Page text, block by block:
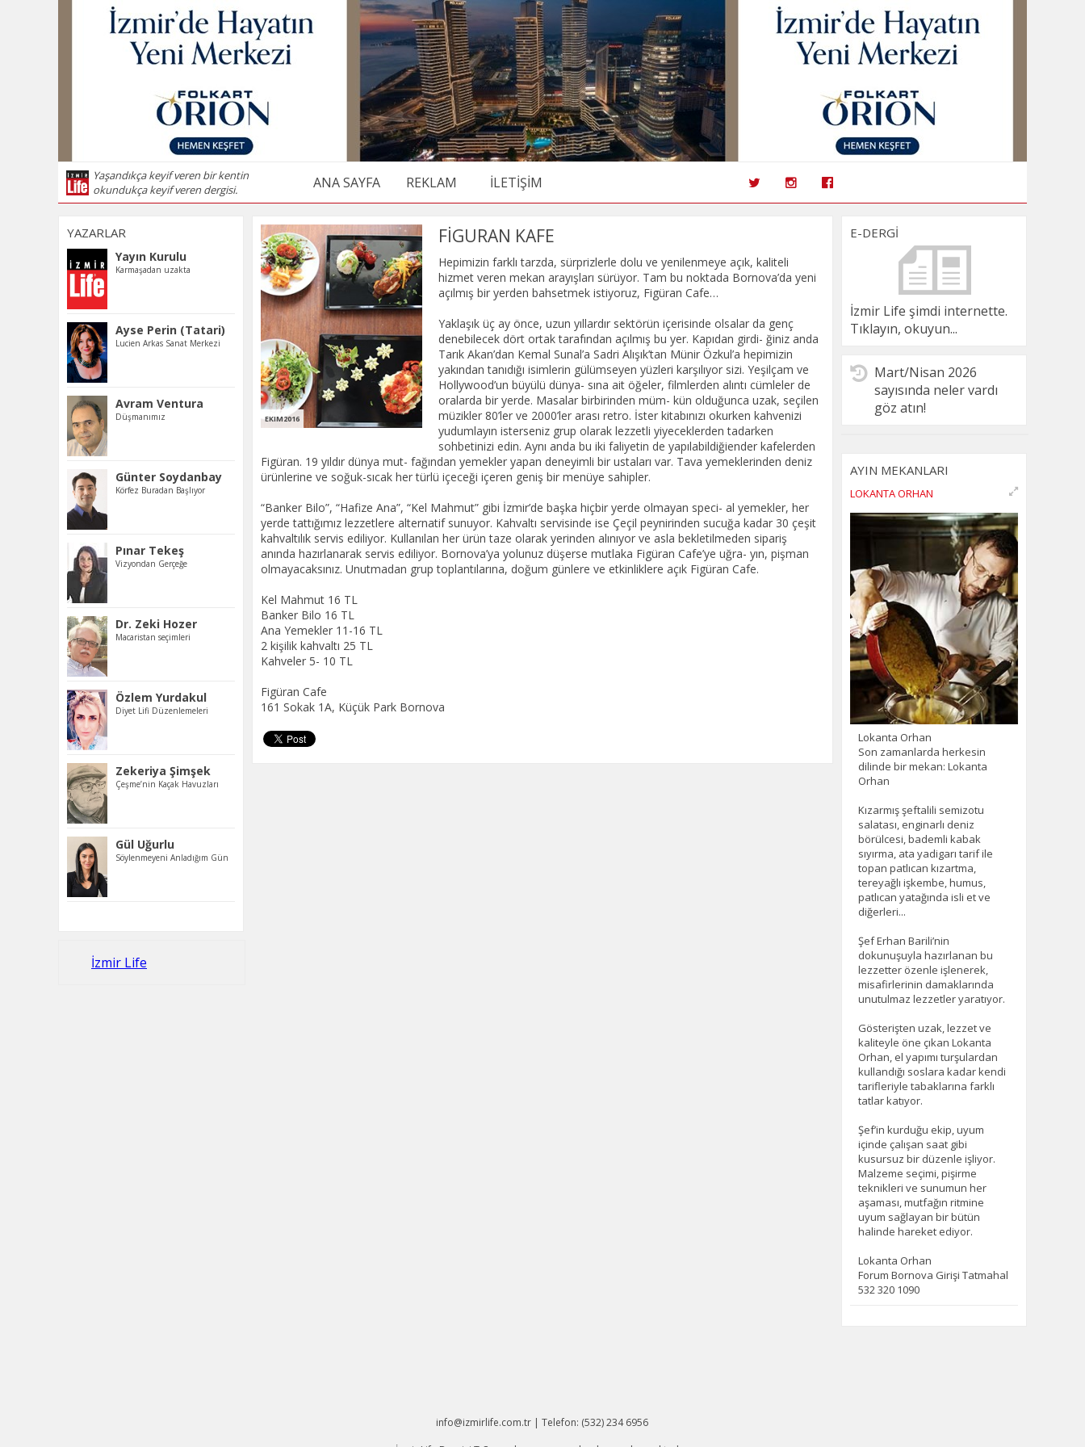
Yaşandıkça keyif veren bir kentin
okundukça keyif veren dergisi.
ANA SAYFA REKLAM İLETİŞİM
YAZARLAR
Yayın Kurulu
Karmaşadan uzakta
Ayse Perin (Tatari)
Lucien Arkas Sanat Merkezi
Avram Ventura
Düşmanımız
Günter Soydanbay
Körfez Buradan Başlıyor
Pınar Tekeş
Vizyondan Gerçeğe
Dr. Zeki Hozer
Macaristan seçimleri
Özlem Yurdakul
Diyet Lifi Düzenlemeleri
Zekeriya Şimşek
Çeşme’nin Kaçak Havuzları
Gül Uğurlu
Söylenmeyeni Anladığım Gün
İzmir Life
EKIM2016
FİGURAN KAFE
Hepimizin farklı tarzda, sürprizlerle dolu ve yenilenmeye açık, kaliteli
hizmet veren mekan arayışları sürüyor. Tam bu noktada Bornova’da yeni
açılmış bir yerden bahsetmek istiyoruz, Figüran Cafe…
Yaklaşık üç ay önce, uzun yıllardır sektörün içerisinde olsalar da genç
denebilecek dört ortak tarafından açılmış bu yer. Kapıdan girdi- ğiniz anda
Tarık Akan’dan Kemal Sunal’a Sadri Alışık’tan Münir Özkul’a hepimizin
yakından tanıdığı isimlerin gülümseyen yüzleri karşılıyor sizi. Yeşilçam ve
Hollywood’un büyülü dünya- sına ait öğeler, filmlerden alıntı cümleler de
oralarda bir yerde. Masalar birbirinden müm- kün olduğunca uzak, seçilen
müzikler 80’ler ve 2000’ler arası retro. İster kitabınızı okurken kahvenizi
yudumlayın isterseniz grup olarak lezzetli yiyeceklerden tadarken
sohbetinizi edin. Aynı anda bu iki faliyetin de yapılabildiğiender kafelerden
Figüran. 19 yıldır dünya mut- fağından yemekler yapan deneyimli bir ustaları var. Tava yemeklerinden deniz
ürünlerine ve soğuk-sıcak her türlü içeceği içeren geniş bir menüye sahipler.
“Banker Bilo”, “Hafize Ana”, “Kel Mahmut” gibi İzmir’de başka hiçbir yerde olmayan speci- al yemekler, her
yerde tattığımız lezzetlere alternatif sunuyor. Kahvaltı servisinde ise Çeçil peynirinden sucuğa kadar 30 çeşit
kahvaltılık servis ediliyor. Kullanılan her ürün taze olarak yerinden alınıyor ve asla bekletilmeden sipariş
anında hazırlanarak servis ediliyor. Bornova’ya yolunuz düşerse mutlaka Figüran Cafe’ye uğra- yın, pişman
olmayacaksınız. Unutmadan grup toplantılarına, doğum günlere ve etkinliklere açık Figüran Cafe.
Kel Mahmut 16 TL
Banker Bilo 16 TL
Ana Yemekler 11-16 TL
2 kişilik kahvaltı 25 TL
Kahveler 5- 10 TL
Figüran Cafe
161 Sokak 1A, Küçük Park Bornova
E-DERGİ
İzmir Life şimdi internette.
Tıklayın, okuyun...
Mart/Nisan 2026
sayısında neler vardı
göz atın!
AYIN MEKANLARI
LOKANTA ORHAN
Lokanta Orhan
Son zamanlarda herkesin
dilinde bir mekan: Lokanta
Orhan
Kızarmış şeftalili semizotu
salatası, enginarlı deniz
börülcesi, bademli kabak
sıyırma, ata yadigarı tarif ile
topan patlıcan kızartma,
tereyağlı işkembe, humus,
patlıcan yatağında isli et ve
diğerleri...
Şef Erhan Barili’nin
dokunuşuyla hazırlanan bu
lezzetter özenle işlenerek,
misafirlerinin damaklarında
unutulmaz lezzetler yaratıyor.
Gösterişten uzak, lezzet ve
kaliteyle öne çıkan Lokanta
Orhan, el yapımı turşulardan
kullandığı soslara kadar kendi
tarifleriyle tabaklarına farklı
tatlar katıyor.
Şef’in kurduğu ekip, uyum
içinde çalışan saat gibi
kusursuz bir düzenle işliyor.
Malzeme seçimi, pişirme
teknikleri ve sunumun her
aşaması, mutfağın ritmine
uyum sağlayan bir bütün
halinde hareket ediyor.
Lokanta Orhan
Forum Bornova Girişi Tatmahal
info@izmirlife.com.tr | Telefon: (532) 234 6956